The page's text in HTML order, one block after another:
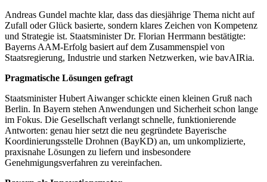
Andreas Gundel machte klar, dass das diesjährige Thema nicht auf
Zufall oder Glück basierte, sondern klares Zeichen von Kompetenz
und Strategie ist. Staatsminister Dr. Florian Herrmann bestätigte:
Bayerns AAM-Erfolg basiert auf dem Zusammenspiel von
Staatsregierung, Industrie und starken Netzwerken, wie bavAIRia.
Pragmatische Lösungen gefragt
Staatsminister Hubert Aiwanger schickte einen kleinen Gruß nach
Berlin. In Bayern stehen Anwendungen und Sicherheit schon lange
im Fokus. Die Gesellschaft verlangt schnelle, funktionierende
Antworten: genau hier setzt die neu gegründete Bayerische
Koordinierungsstelle Drohnen (BayKD) an, um unkomplizierte,
praxisnahe Lösungen zu liefern und insbesondere
Genehmigungsverfahren zu vereinfachen.